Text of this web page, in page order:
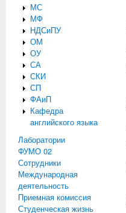
МС
МФ
НДСиПУ
ОМ
ОУ
СА
СКИ
СП
ФАиП
Кафедра
английского языка
Лаборатории
ФУМО 02
Сотрудники
Международная
деятельность
Приемная комиссия
Студенческая жизнь